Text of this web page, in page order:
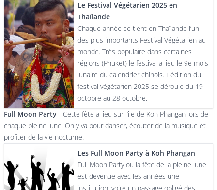
Le Festival Végétarien 2025 en
Thaïlande
Chaque année se tient en Thaïlande l’un
des plus importants Festival Végétarien au
monde. Très populaire dans certaines
régions (Phuket) le festival a lieu le 9e mois
lunaire du calendrier chinois. L’édition du
festival végétarien 2025 se déroule du 19
octobre au 28 octobre.
Full Moon Party - Cette fête a lieu sur l’île de Koh Phangan lors de
chaque pleine lune. On y va pour danser, écouter de la musique et
profiter de la vie nocturne.
Les Full Moon Party à Koh Phangan
Full Moon Party ou la fête de la pleine lune
est devenue avec les années une
institution, voire un passage obligé des